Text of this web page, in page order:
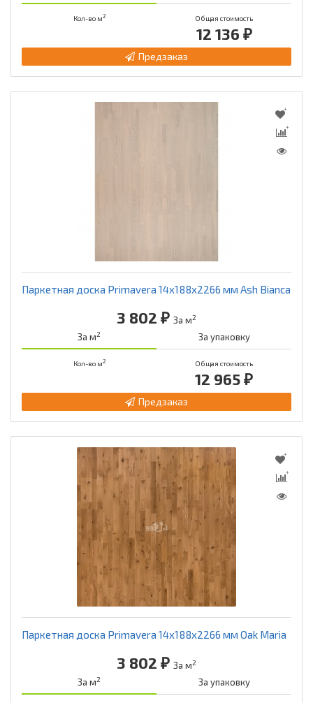
Кол-во м2 Общая стоимость
12 136 ₽
Предзаказ
Паркетная доска Primavera 14x188x2266 мм Ash Bianca
3 802 ₽ За м2
За м2 За упаковку
Кол-во м2 Общая стоимость
12 965 ₽
Предзаказ
Паркетная доска Primavera 14x188x2266 мм Oak Maria
3 802 ₽ За м2
За м2 За упаковку